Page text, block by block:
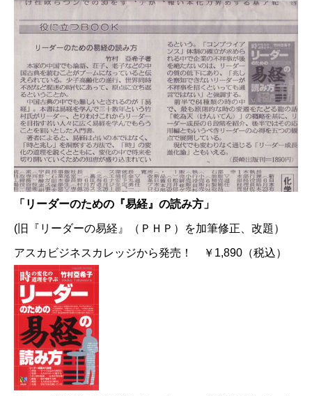
「リーダーのための『易経』の読み方」
(旧『リーダーの易経』（ＰＨＰ）を加筆修正、改題）
アスカビジネスカレッジから発売！ ￥1,890（税込）